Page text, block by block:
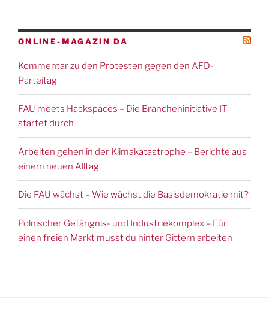
ONLINE-MAGAZIN DA
Kommentar zu den Protesten gegen den AFD-
Parteitag
FAU meets Hackspaces – Die Brancheninitiative IT
startet durch
Arbeiten gehen in der Klimakatastrophe – Berichte aus
einem neuen Alltag
Die FAU wächst – Wie wächst die Basisdemokratie mit?
Polnischer Gefängnis- und Industriekomplex – Für
einen freien Markt musst du hinter Gittern arbeiten